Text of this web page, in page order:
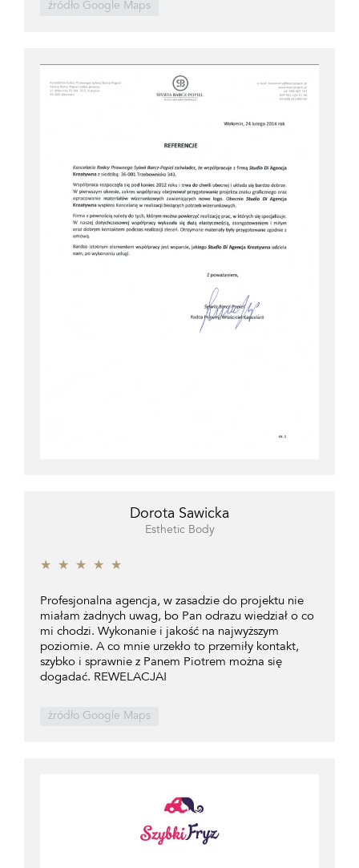
źródło Google Maps
Dorota Sawicka
Esthetic Body
★ ★ ★ ★ ★
Profesjonalna agencja, w zasadzie do projektu nie
miałam żadnych uwag, bo Pan odrazu wiedział o co
mi chodzi. Wykonanie i jakość na najwyższym
poziomie. A co mnie urzekło to przemiły kontakt,
szybko i sprawnie z Panem Piotrem można się
dogadać. REWELACJA!
źródło Google Maps